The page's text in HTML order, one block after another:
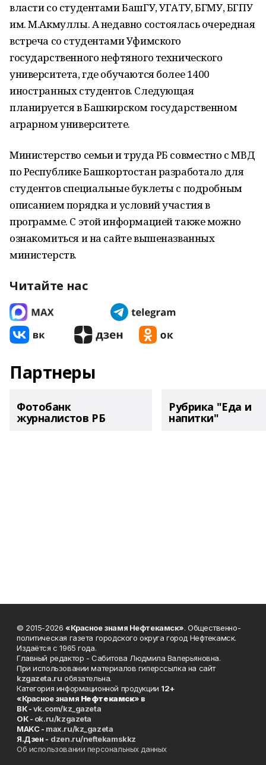
власти со студентами БашГУ, УГАТУ, БГМУ, БГПУ
им. М.Акмуллы. А недавно состоялась очередная
встреча со студентами Уфимского
государственного нефтяного технического
университета, где обучаются более 1400
иностранных студентов. Следующая
планируется в Башкирском государственном
аграрном университете.
Министерство семьи и труда РБ совместно с МВД
по Республике Башкортостан разработало для
студентов специальные буклеты с подробным
описанием порядка и условий участия в
программе. С этой информацией также можно
ознакомиться и на сайте вышеназванных
министерств.
Читайте нас
Партнеры
Фотобанк
журналистов РБ
Рубрика "Еда и
напитки"
© 2015-2026 «Красное знамя Нефтекамск». Общественно-
политическая газета городского округа город Нефтекамск.
Издаётся с 1965 года.
Главный редактор - Сабитова Людмила Валерьяновна.
При использовании материалов гиперссылка на сайт
kzgazeta.ru обязательна.
Категория информационной продукции 12+
«Красное знамя Нефтекамск» в
ВК -vk.com/kz_gazeta
ОК - ok.ru/kzgazeta
MAKC - max.ru/kz_gazeta
Я.Дзен - dzen.ru/neftekamskkz
Об использовании персональных данных